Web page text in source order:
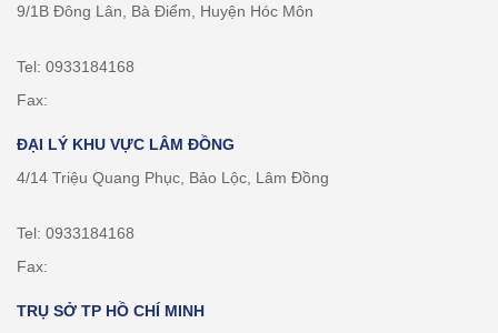
9/1B Đông Lân, Bà Điểm, Huyện Hóc Môn
Tel: 0933184168
Fax:
ĐẠI LÝ KHU VỰC LÂM ĐỒNG
4/14 Triệu Quang Phục, Bảo Lộc, Lâm Đồng
Tel: 0933184168
Fax:
TRỤ SỞ TP HỒ CHÍ MINH